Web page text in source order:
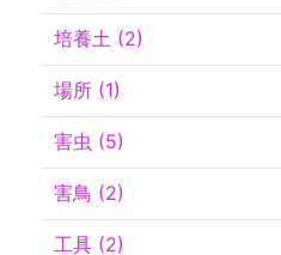
培養土 (2)
場所 (1)
害虫 (5)
害鳥 (2)
工具 (2)